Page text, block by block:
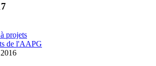
projets
de l'AAPG